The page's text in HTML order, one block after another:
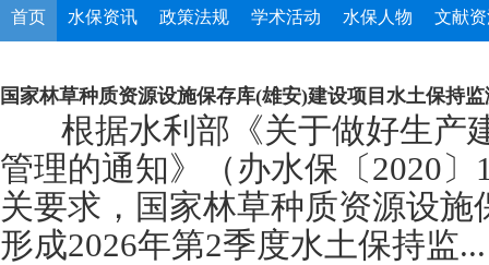
首页 水保资讯 政策法规 学术活动 水保人物 文献
国家林草种质资源设施保存库(雄安)建设项目水土保持
根据水利部《关于做好生产
管理的通知》（办水保〔2020
关要求，国家林草种质资源设
形成2026年第2季度水土保持监...